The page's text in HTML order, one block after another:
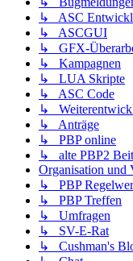
↳ ASC
↳ ASCGUI
↳ GFX-
↳ Kampagnen
↳ LUA Skripte
↳ ASC Code
↳
↳ Anträge
↳ PBP online
↳ alte PBP2
Organisation und
↳ PBP
↳ PBP Treffen
↳ Umfragen
↳ SV-E-Rat
↳ Cushman's